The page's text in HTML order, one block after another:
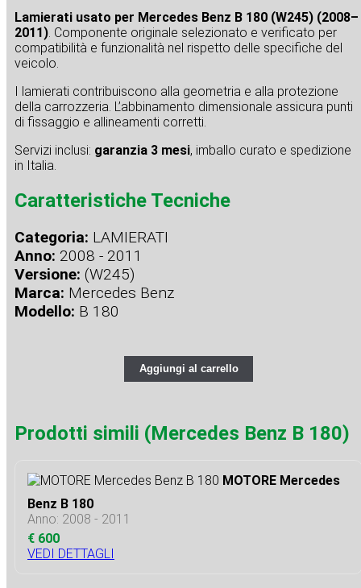
Lamierati usato per Mercedes Benz B 180 (W245) (2008–
2011). Componente originale selezionato e verificato per
compatibilità e funzionalità nel rispetto delle specifiche del
veicolo.
I lamierati contribuiscono alla geometria e alla protezione
della carrozzeria. L’abbinamento dimensionale assicura punti
di fissaggio e allineamenti corretti.
Servizi inclusi: garanzia 3 mesi, imballo curato e spedizione
in Italia.
Caratteristiche Tecniche
Categoria: LAMIERATI
Anno: 2008 - 2011
Versione: (W245)
Marca: Mercedes Benz
Modello: B 180
Aggiungi al carrello
Prodotti simili (Mercedes Benz B 180)
MOTORE Mercedes
Benz B 180
Anno: 2008 - 2011
€ 600
VEDI DETTAGLI